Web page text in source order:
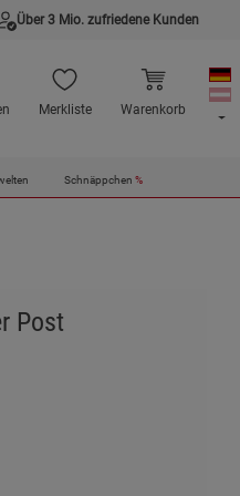
Über 3 Mio. zufriedene Kunden
Merkliste Warenkorb
Schnäppchen %
Post